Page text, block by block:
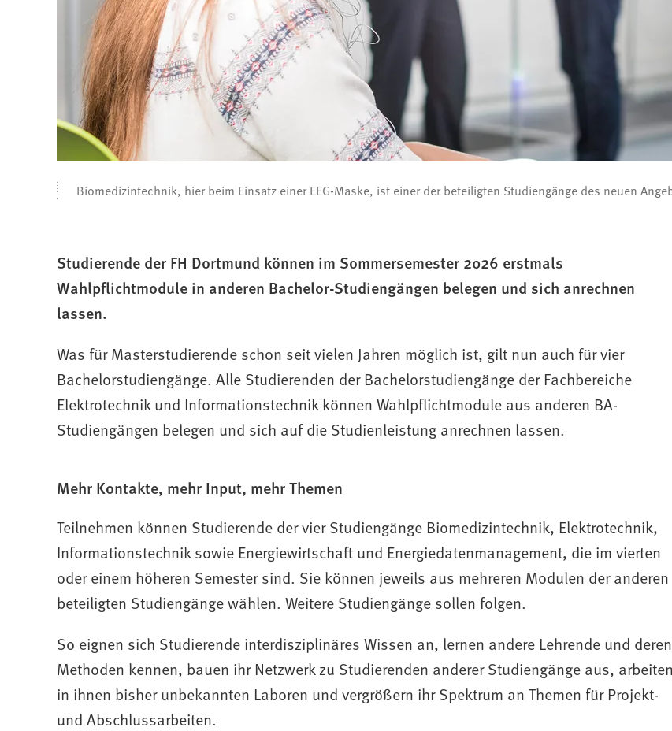
Biomedizintechnik, hier beim Einsatz einer EEG-Maske, ist einer der beteiligten Studiengänge des neuen
Studierende der FH Dortmund können im Sommersemester 2026 erstmals
Wahlpflichtmodule in anderen Bachelor-Studiengängen belegen und sich anrechnen
lassen.
Was für Masterstudierende schon seit vielen Jahren möglich ist, gilt nun auch für vier
Bachelorstudiengänge. Alle Studierenden der Bachelorstudiengänge der Fachbereiche
Elektrotechnik und Informationstechnik können Wahlpflichtmodule aus anderen BA-
Studiengängen belegen und sich auf die Studienleistung anrechnen lassen.
Mehr Kontakte, mehr Input, mehr Themen
Teilnehmen können Studierende der vier Studiengänge Biomedizintechnik, Elektrotechnik,
Informationstechnik sowie Energiewirtschaft und Energiedatenmanagement, die im vierten
oder einem höheren Semester sind. Sie können jeweils aus mehreren Modulen der anderen
beteiligten Studiengänge wählen. Weitere Studiengänge sollen folgen.
So eignen sich Studierende interdisziplinäres Wissen an, lernen andere Lehrende und deren
Methoden kennen, bauen ihr Netzwerk zu Studierenden anderer Studiengänge aus, arbeiten
in ihnen bisher unbekannten Laboren und vergrößern ihr Spektrum an Themen für Projekt-
und Abschlussarbeiten.